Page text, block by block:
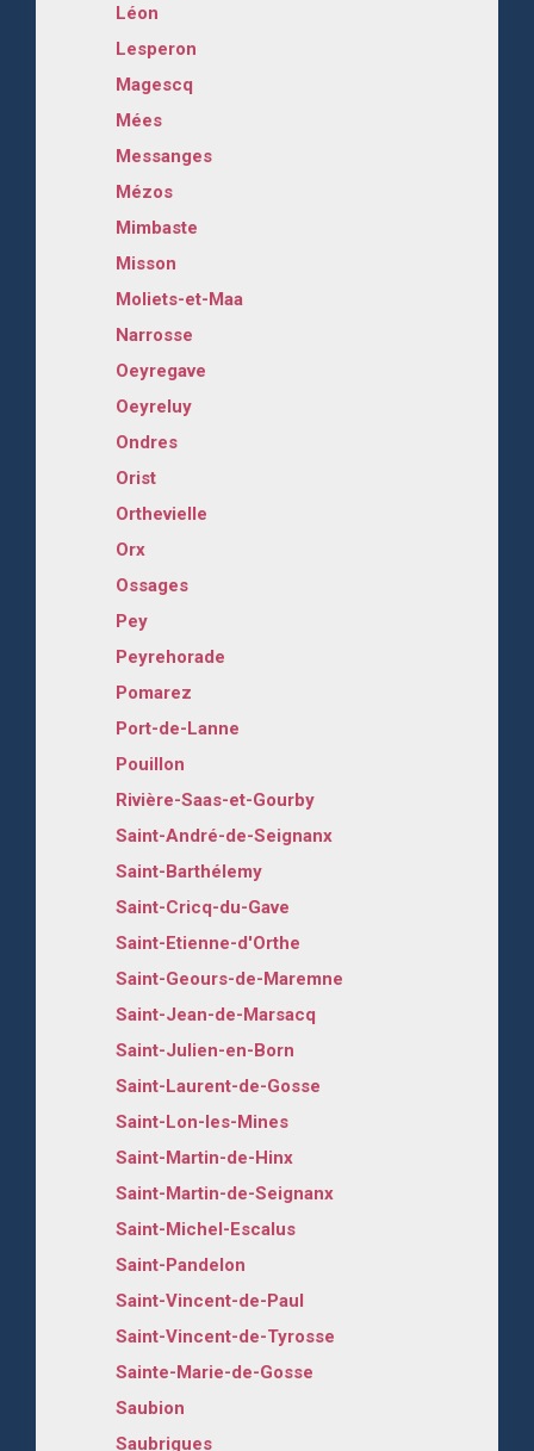
Léon
Lesperon
Magescq
Mées
Messanges
Mézos
Mimbaste
Misson
Moliets-et-Maa
Narrosse
Oeyregave
Oeyreluy
Ondres
Orist
Orthevielle
Orx
Ossages
Pey
Peyrehorade
Pomarez
Port-de-Lanne
Pouillon
Rivière-Saas-et-Gourby
Saint-André-de-Seignanx
Saint-Barthélemy
Saint-Cricq-du-Gave
Saint-Etienne-d'Orthe
Saint-Geours-de-Maremne
Saint-Jean-de-Marsacq
Saint-Julien-en-Born
Saint-Laurent-de-Gosse
Saint-Lon-les-Mines
Saint-Martin-de-Hinx
Saint-Martin-de-Seignanx
Saint-Michel-Escalus
Saint-Pandelon
Saint-Vincent-de-Paul
Saint-Vincent-de-Tyrosse
Sainte-Marie-de-Gosse
Saubion
Saubrigues